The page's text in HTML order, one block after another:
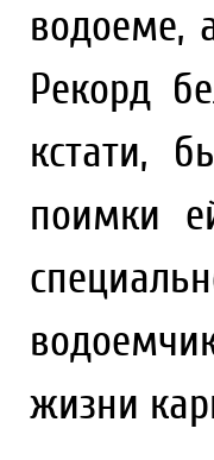
водоеме,
Рекорд
кстати,
поимки
жизни